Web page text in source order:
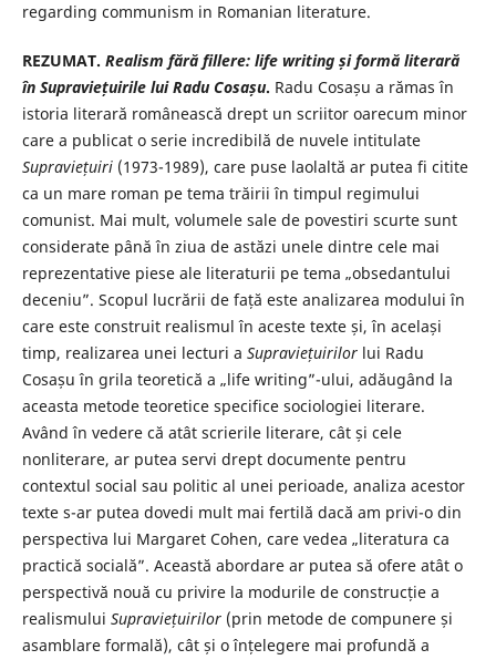
regarding communism in Romanian literature.
REZUMAT. Realism fără fillere: life writing și formă literară
în Supraviețuirilelui Radu Cosașu. Radu Cosașu a rămas în
istoria literară românească drept un scriitor oarecum minor
care a publicat o serie incredibilă de nuvele intitulate
Supraviețuiri(1973-1989), care puse laolaltă ar putea fi citite
ca un mare roman pe tema trăirii în timpul regimului
comunist. Mai mult, volumele sale de povestiri scurte sunt
considerate până în ziua de astăzi unele dintre cele mai
reprezentative piese ale literaturii pe tema „obsedantului
deceniu”. Scopul lucrării de față este analizarea modului în
care este construit realismul în aceste texte și, în același
timp, realizarea unei lecturi a Supraviețuirilorlui Radu
Cosașu în grila teoretică a „life writing”-ului, adăugând la
aceasta metode teoretice specifice sociologiei literare.
Având în vedere că atât scrierile literare, cât și cele
nonliterare, ar putea servi drept documente pentru
contextul social sau politic al unei perioade, analiza acestor
texte s-ar putea dovedi mult mai fertilă dacă am privi-o din
perspectiva lui Margaret Cohen, care vedea „literatura ca
practică socială”. Această abordare ar putea să ofere atât o
perspectivă nouă cu privire la modurile de construcție a
realismului Supraviețuirilor(prin metode de compunere și
asamblare formală), cât și o înțelegere mai profundă a